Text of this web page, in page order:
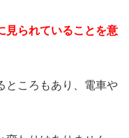
られていることを意
ところもあり、電車や